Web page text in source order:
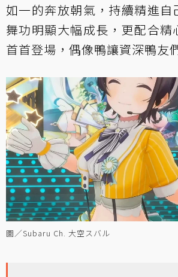
如一的奔放朝氣，持續精進自
舞功明顯大幅成長，更配合精
首首登場，偶像鴨讓資深鴨友
圖／Subaru Ch. 大空スバル